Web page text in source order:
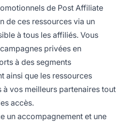
de Post Affiliate
de ces ressources via un
à tous les affiliés. Vous
privées en
à des segments
ainsi que les ressources
à vos meilleurs partenaires tout
accès.
un accompagnement et une